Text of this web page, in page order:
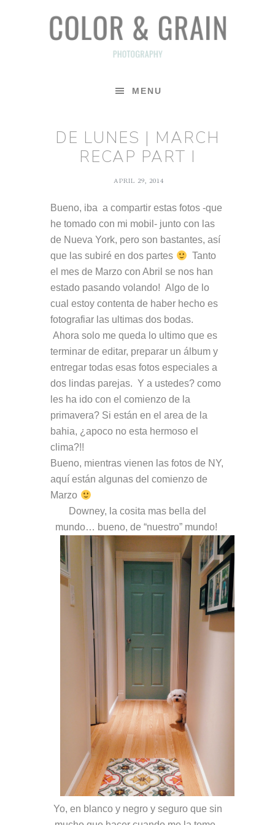
MENU
DE LUNES | MARCH
RECAP PART I
APRIL 29, 2014
Bueno, iba a compartir estas fotos -que
he tomado con mi mobil- junto con las
de Nueva York, pero son bastantes, así
que las subiré en dos partes
Tanto
el mes de Marzo con Abril se nos han
estado pasando volando! Algo de lo
cual estoy contenta de haber hecho es
fotografiar las ultimas dos bodas.
Ahora solo me queda lo ultimo que es
terminar de editar, preparar un álbum y
entregar todas esas fotos especiales a
dos lindas parejas. Y a ustedes? como
les ha ido con el comienzo de la
primavera? Si están en el area de la
bahia, ¿apoco no esta hermoso el
clima?!!
Bueno, mientras vienen las fotos de NY,
aquí están algunas del comienzo de
Marzo
Downey, la cosita mas bella del
mundo… bueno, de “nuestro” mundo!
Yo, en blanco y negro y seguro que sin